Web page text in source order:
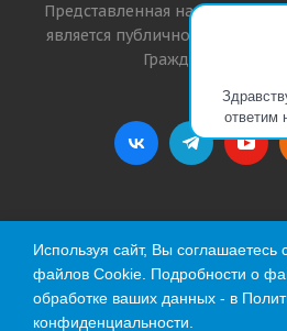
ответим
Представленная на сайте
является публичной офертой
Гражданского
Используя сайт, Вы соглашаетесь
файлов Cookie. Подробности о
обработке ваших данных - в
конфиденциальности.